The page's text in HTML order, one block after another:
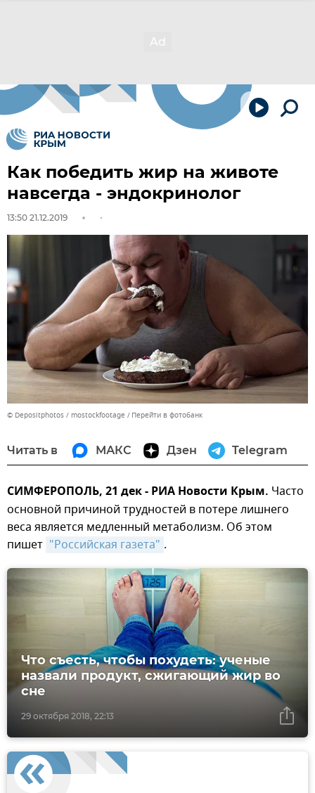
Как победить жир на животе
навсегда - эндокринолог
13:50 21.12.2019
© Depositphotos / mostockfootage Перейти в фотобанк
Читать в МАКС Дзен Telegram
СИМФЕРОПОЛЬ, 21 дек - РИА Новости Крым. Часто
основной причиной трудностей в потере лишнего
веса является медленный метаболизм. Об этом
пишет "Российская газета" .
29 октября 2018, 22:13
Что съесть, чтобы похудеть: ученые
назвали продукт, сжигающий жир во
сне